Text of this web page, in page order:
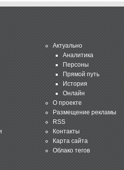
Актуально
Аналитика
Персоны
Прямой путь
История
Онлайн
О проекте
Размещение рекламы
RSS
Контакты
Карта сайта
Облако тегов